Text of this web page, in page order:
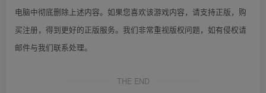
电脑中彻底删除上述内容。如果您喜欢该游戏内容，请支持正版，购
买注册，得到更好的正版服务。我们非常重视版权问题，如有侵权请
邮件与我们联系处理。
THE END